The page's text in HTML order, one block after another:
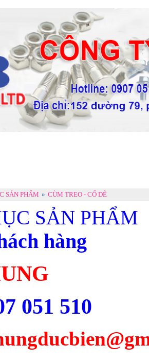
SẢN PHẨM » CÙM TREO - CỔ DÊ
SẢN PHẨM
hàng
051 510